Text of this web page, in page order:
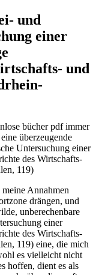
und
einer
und
bücher pdf immer
überzeugende
Untersuchung einer
des Wirtschafts-
119)
Annahmen
drängen, und
unberechenbare
einer
des Wirtschafts-
119) eine, die mich
es vielleicht nicht
hoffen, dient es als